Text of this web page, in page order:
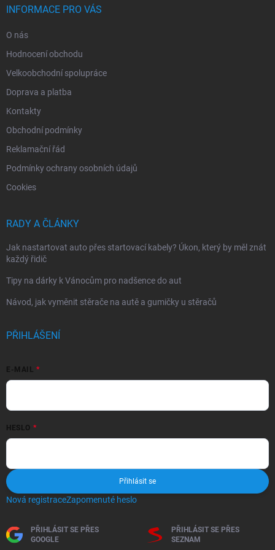
INFORMACE PRO VÁS
O nás
Hodnocení obchodu
Velkoobchodní spolupráce
Doprava a platba
Kontakty
Obchodní podmínky
Reklamační řád
Podmínky ochrany osobních údajů
Cookies
RADY A ČLÁNKY
Jak nastartovat auto přes startovací kabely? Úkon, který by měl znát
každý řidič
Tipy na dárky k Vánocům pro nadšence do aut
Návod, jak vyměnit stěrače na autě a gumičky u stěračů
PŘIHLÁŠENÍ
E-MAIL
HESLO
Přihlásit se
Nová registraceZapomenuté heslo
PŘIHLÁSIT SE PŘES
GOOGLE
PŘIHLÁSIT SE PŘES
SEZNAM